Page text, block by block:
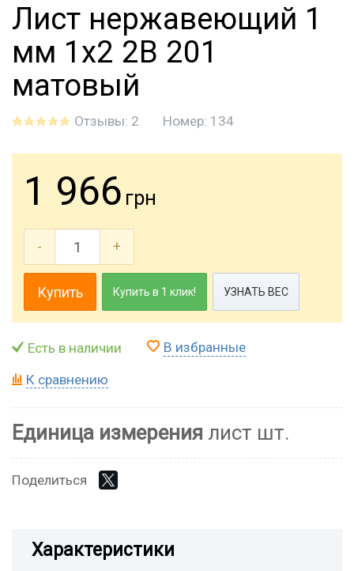
Лист нержавеющий 1
мм 1х2 2B 201
матовый
Отзывы: 2 Номер: 134
1 966 грн
- +
Купить Купить в 1 клик! УЗНАТЬ ВЕС
Есть в наличии В избранные
К сравнению
Единица измерения лист шт.
Поделиться
Характеристики